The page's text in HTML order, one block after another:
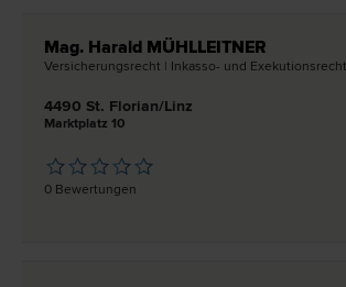
Mag. Harald MÜHLLEITNER
Versicherungs­recht | Inkasso- und Exekutions­recht
4490 St. Florian/Linz
Marktplatz 10
0 Bewertungen